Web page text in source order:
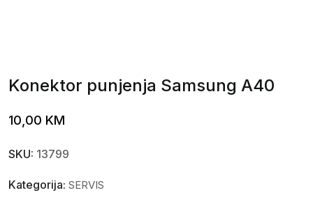
Konektor punjenja Samsung A40
10,00 KM
SKU: 13799
Kategorija: SERVIS